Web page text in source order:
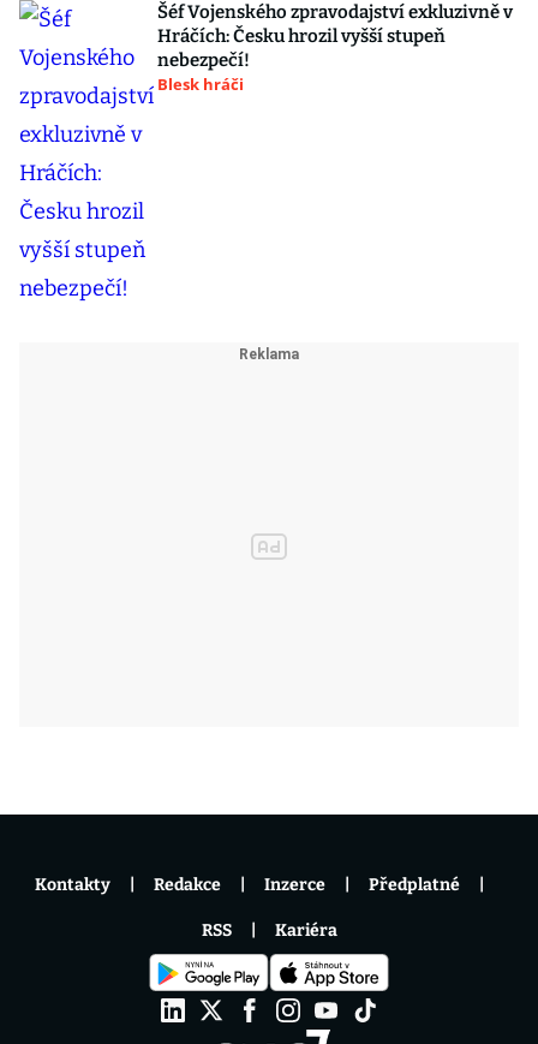
Šéf Vojenského zpravodajství exkluzivně v
Hráčích: Česku hrozil vyšší stupeň
nebezpečí!
Blesk hráči
Kontakty Redakce Inzerce Předplatné
RSS Kariéra